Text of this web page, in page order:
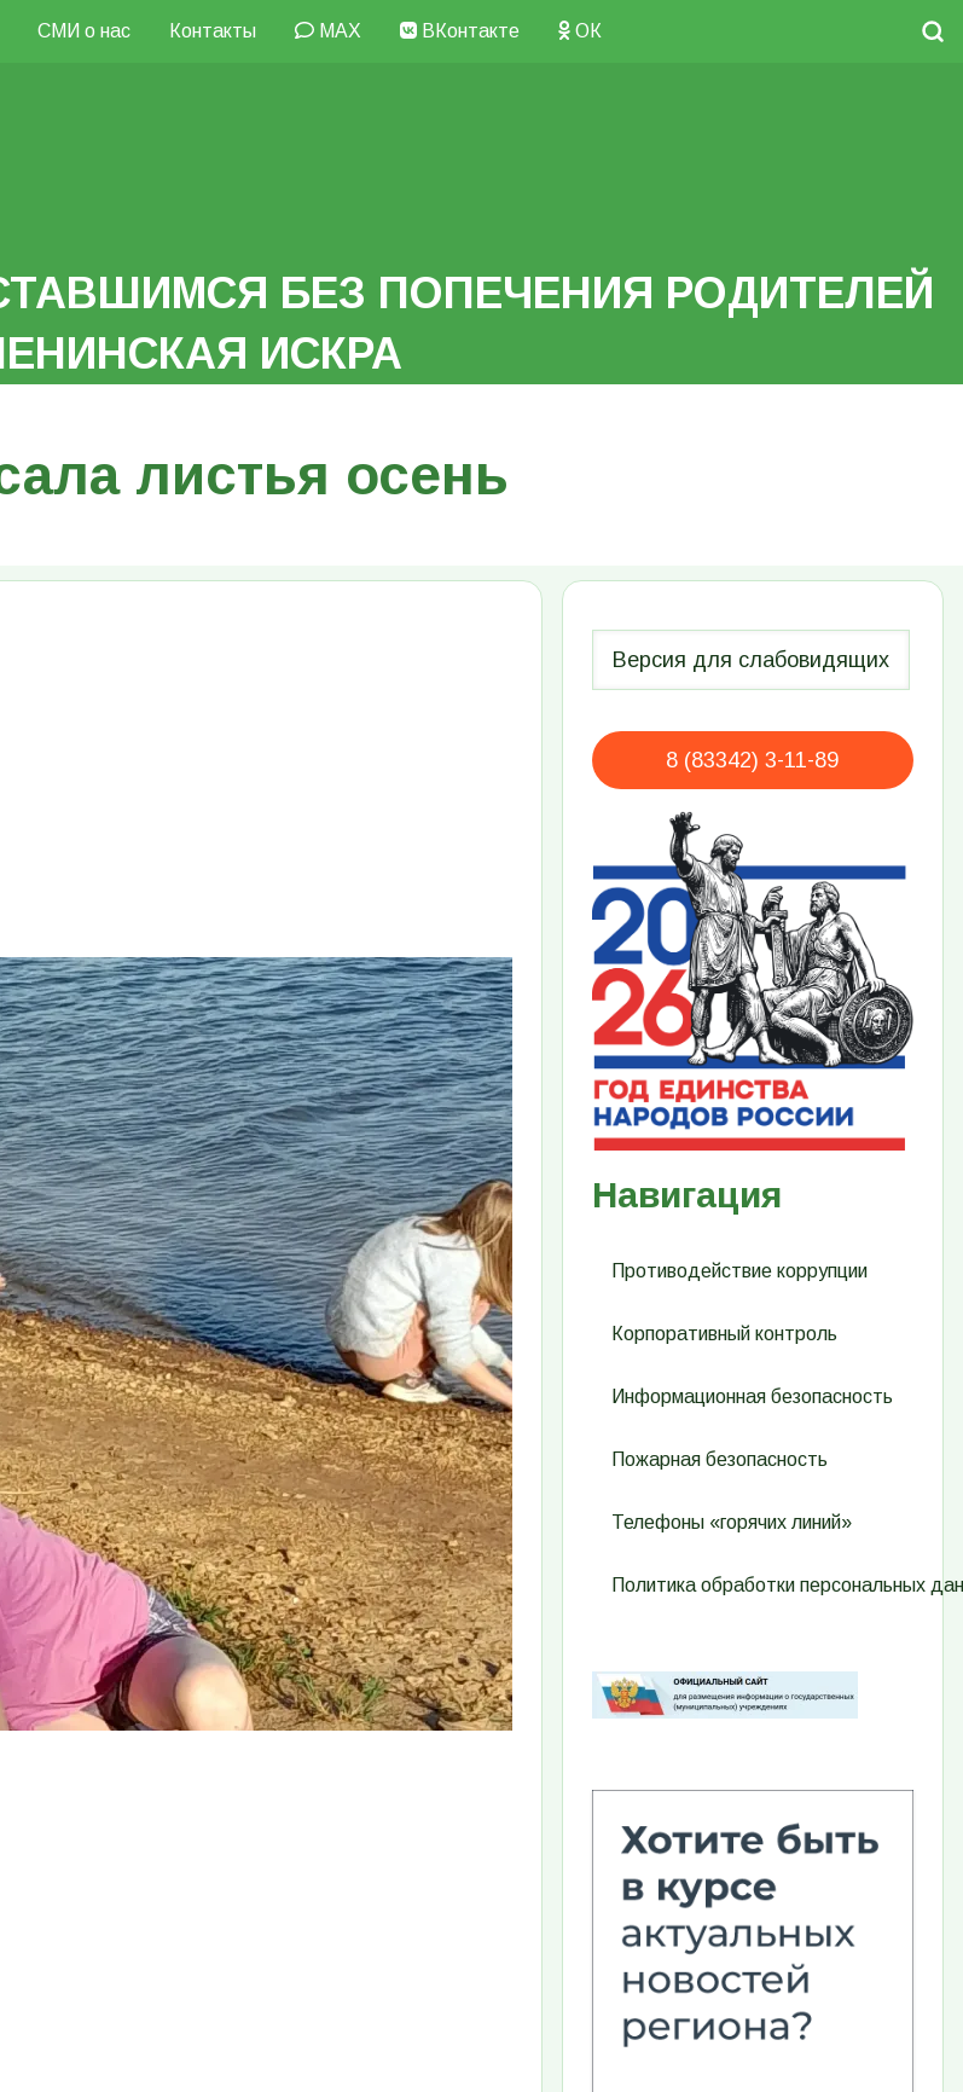
СМИ о нас Контакты MAX ВКонтакте ОК
БЕЗ ПОПЕЧЕНИЯ РОДИТЕЛЕЙ
ИСКРА
листья осень
8 (83342) 3-11-89
Навигация
Противодействие коррупции
Корпоративный контроль
Информационная безопасность
Пожарная безопасность
Телефоны «горячих линий»
Политика обработки персональных
Изображение